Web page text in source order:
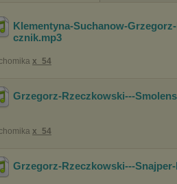
Klementyna-Suchanow-
cznik.mp3
x_54
Grzegorz-Rzeczkowski---
x_54
Grzegorz-Rzeczkowski---